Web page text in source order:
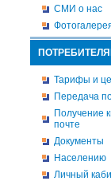
СМИ о нас
Тарифы и
Передача
Получение
почте
Документы
Населению
Личный